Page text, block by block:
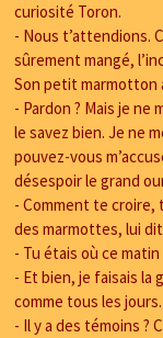
curiosité Toron.
- Nous t’attendions.
sûrement mangé,
Son petit marmotton
- Pardon ? Mais je
le savez bien. Je ne
pouvez-vous
désespoir le grand
- Comment te
des marmottes, lui dit
- Tu étais où ce
- Et bien, je faisais la
comme tous les jours.
- Il y a des témoins ?